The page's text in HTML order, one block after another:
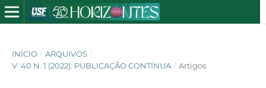
INÍCIO / ARQUIVOS /
V. 40 N. 1 (2022): PUBLICAÇÃO CONTÍNUA / Artigos